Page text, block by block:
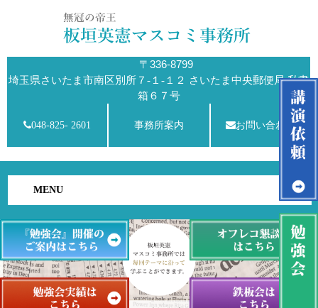
〒336-8799
埼玉県さいたま市南区別所７-１-１２ さいたま中央郵便局 私書
箱６７号
048-825- 2601 事務所案内 お問い合わせ
MENU